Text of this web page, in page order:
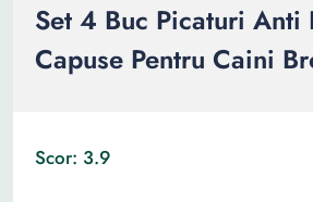
Set 4 Buc Picaturi Anti
Capuse Pentru Caini
Scor: 3.9